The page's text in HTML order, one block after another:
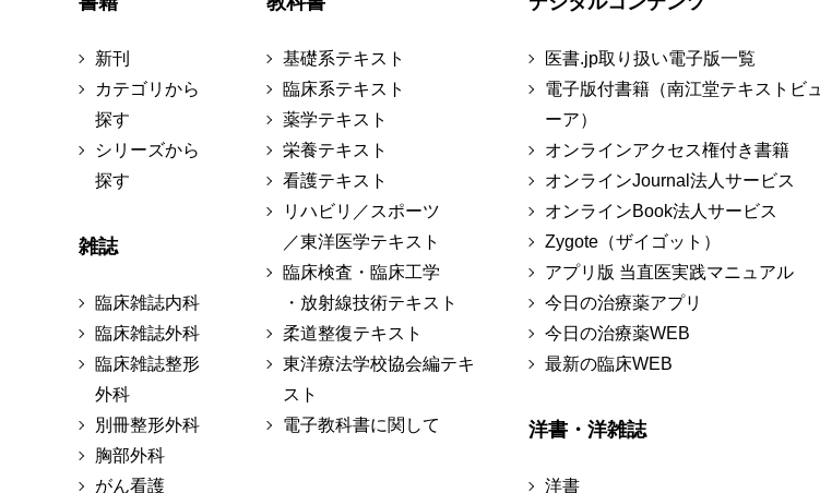
新刊
カテゴリから
探す
シリーズから
探す
雑誌
臨床雑誌内科
臨床雑誌外科
臨床雑誌整形
外科
別冊整形外科
胸部外科
がん看護
基礎系テキスト
臨床系テキスト
薬学テキスト
栄養テキスト
看護テキスト
リハビリ／スポーツ
／東洋医学テキスト
臨床検査・臨床工学
・放射線技術テキスト
柔道整復テキスト
東洋療法学校協会編テキ
スト
電子教科書に関して
医書.jp取り扱い電子版一覧
電子版付書籍（南江堂テキストビュ
ーア）
オンラインアクセス権付き書籍
オンラインJournal法人サービス
オンラインBook法人サービス
Zygote（ザイゴット）
アプリ版 当直医実践マニュアル
今日の治療薬アプリ
今日の治療薬WEB
最新の臨床WEB
洋書・洋雑誌
洋書